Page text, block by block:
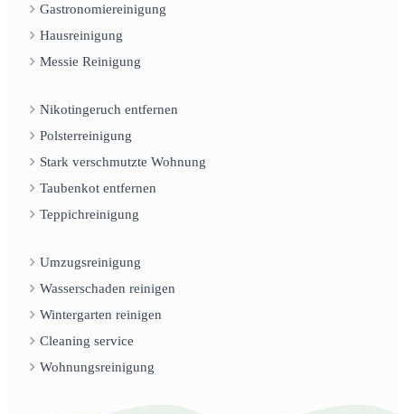
Gastronomiereinigung
Hausreinigung
Messie Reinigung
Nikotingeruch entfernen
Polsterreinigung
Stark verschmutzte Wohnung
Taubenkot entfernen
Teppichreinigung
Umzugsreinigung
Wasserschaden reinigen
Wintergarten reinigen
Cleaning service
Wohnungsreinigung